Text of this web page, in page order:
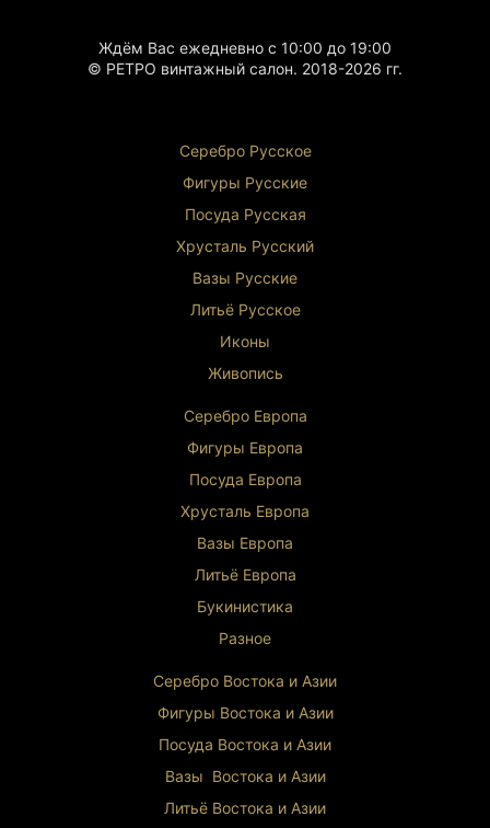
ценит стиль и оригинальность.
популярен благодаря своей изысканности и
функциональности. Такие изделия часто
Ждём Вас ежедневно с 10:00 до 19:00
© РЕТРО винтажный салон. 2018-2026 гг.
Серебро Русское
Фигуры Русские
Посуда Русская
Хрусталь Русский
Вазы Русские
Литьё Русское
Иконы
Живопись
Серебро Европа
Фигуры Европа
Посуда Европа
Хрусталь Европа
Вазы Европа
Литьё Европа
Букинистика
Разное
Серебро Востока и Азии
Фигуры Востока и Азии
Посуда Востока и Азии
Вазы Востока и Азии
Литьё Востока и Азии